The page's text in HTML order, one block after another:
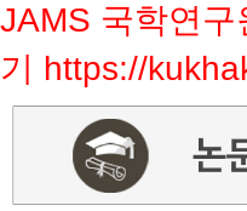
JAMS 국학연
기 https://